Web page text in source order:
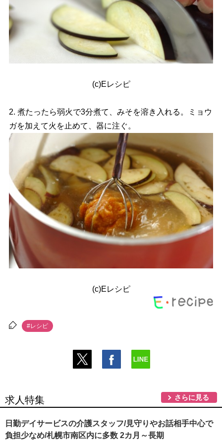
(c)Eレシピ
2. 煮たったら弱火で3分煮て、みそを溶き入れる。ミョウ
ガを加えて火を止めて、器に注ぐ。
(c)Eレシピ
#レシピ
求人特集 さらに見る
日勤デイサービスの介護スタッフ/見守りやお話相手中心で
負担少なめ/札幌市南区内に多数 2カ月～長期